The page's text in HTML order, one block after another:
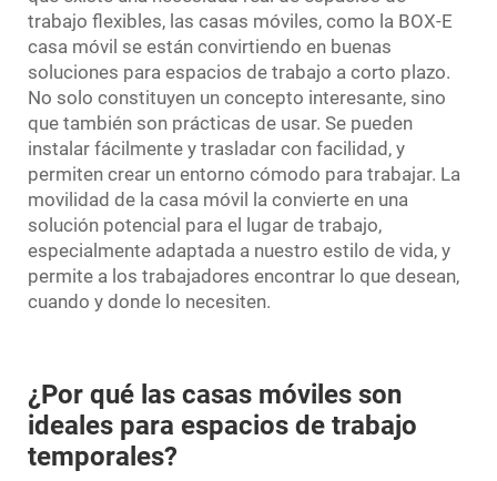
trabajo flexibles, las casas móviles, como la BOX-E
casa móvil se están convirtiendo en buenas
soluciones para espacios de trabajo a corto plazo.
No solo constituyen un concepto interesante, sino
que también son prácticas de usar. Se pueden
instalar fácilmente y trasladar con facilidad, y
permiten crear un entorno cómodo para trabajar. La
movilidad de la casa móvil la convierte en una
solución potencial para el lugar de trabajo,
especialmente adaptada a nuestro estilo de vida, y
permite a los trabajadores encontrar lo que desean,
cuando y donde lo necesiten.
¿Por qué las casas móviles son
ideales para espacios de trabajo
temporales?